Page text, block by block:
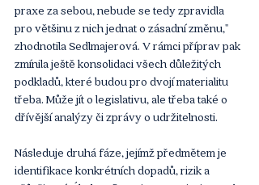
praxe za sebou, nebude se tedy zpravidla
pro většinu z nich jednat o zásadní změnu,"
zhodnotila Sedlmajerová. V rámci příprav pak
zmínila ještě konsolidaci všech důležitých
podkladů, které budou pro dvojí materialitu
třeba. Může jít o legislativu, ale třeba také o
dřívější analýzy či zprávy o udržitelnosti.
Následuje druhá fáze, jejímž předmětem je
identifikace konkrétních dopadů, rizik a